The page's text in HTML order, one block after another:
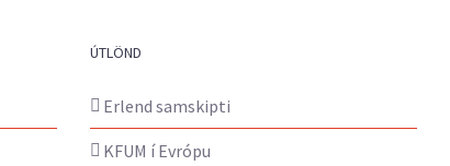
ÚTLÖND
Erlend samskipti
KFUM í Evrópu